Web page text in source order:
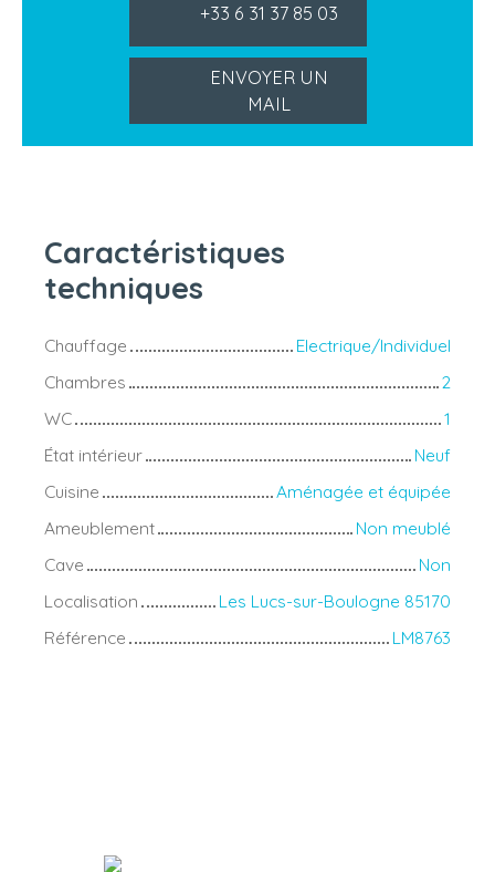
+33 6 31 37 85 03
ENVOYER UN
MAIL
Caractéristiques
techniques
Chauffage
Electrique/Individuel
Chambres
2
WC
1
État intérieur
Neuf
Cuisine
Aménagée et équipée
Ameublement
Non meublé
Cave
Non
Localisation
Les Lucs-sur-Boulogne 85170
Référence
LM8763